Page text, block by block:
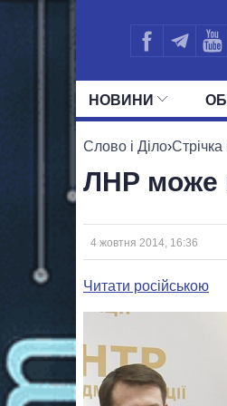
НОВИНИ
Слово і Діло›Стрічка
ЛНР може
4 жовтня 2014, 16:36
Читати російською